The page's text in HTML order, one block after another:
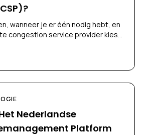
wanneer je er één nodig hebt, en
congestion service provider kiest
Nederlandse
Platform